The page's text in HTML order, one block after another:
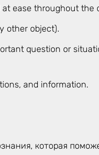
ease throughout the
other object).
question or
and information.
которая